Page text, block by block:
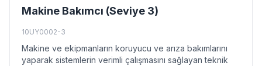
Makine Bakımcı (Seviye 3)
10UY0002-3
Makine ve ekipmanların koruyucu ve arıza bakımlarını
yaparak sistemlerin verimli çalışmasını sağlayan teknik